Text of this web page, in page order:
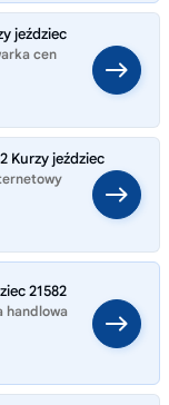
jeździec
cen
Kurzy jeździec
21582
handlowa